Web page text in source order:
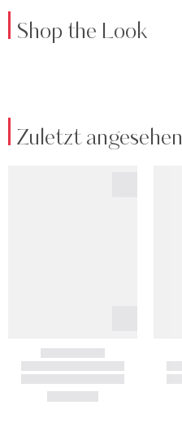
Shop the Look
Zuletzt angesehen